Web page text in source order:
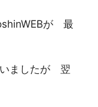
が 最
ましたが 翌